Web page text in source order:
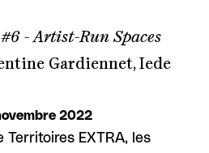
- Artist-Run Spaces
Gardiennet, Iede
2022
Territoires EXTRA, les